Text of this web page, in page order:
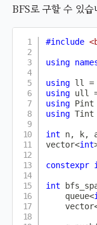
BFS로 구할 수 있습
#include
using
using ll =
using ull
using Pint
using Tint
int n, k,
vector<int
constexpr
int
    queue
<
    vector